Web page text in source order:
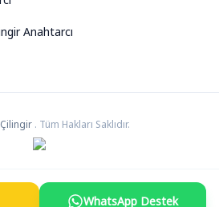
Anahtarcı
. Tüm Hakları Saklıdır.
WhatsApp Destek